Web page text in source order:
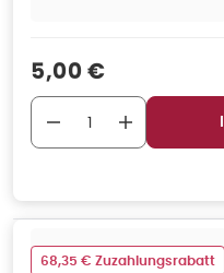
Verkaufspreis
5,00 €
68,35 € Zuzahlungsrabatt